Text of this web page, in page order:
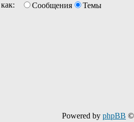
Сообщения Темы
Powered by phpBB ©